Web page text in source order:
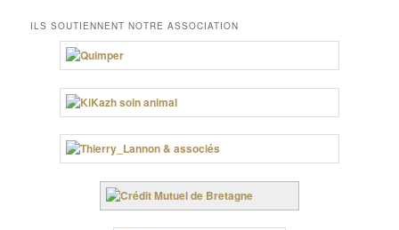
ILS SOUTIENNENT NOTRE ASSOCIATION